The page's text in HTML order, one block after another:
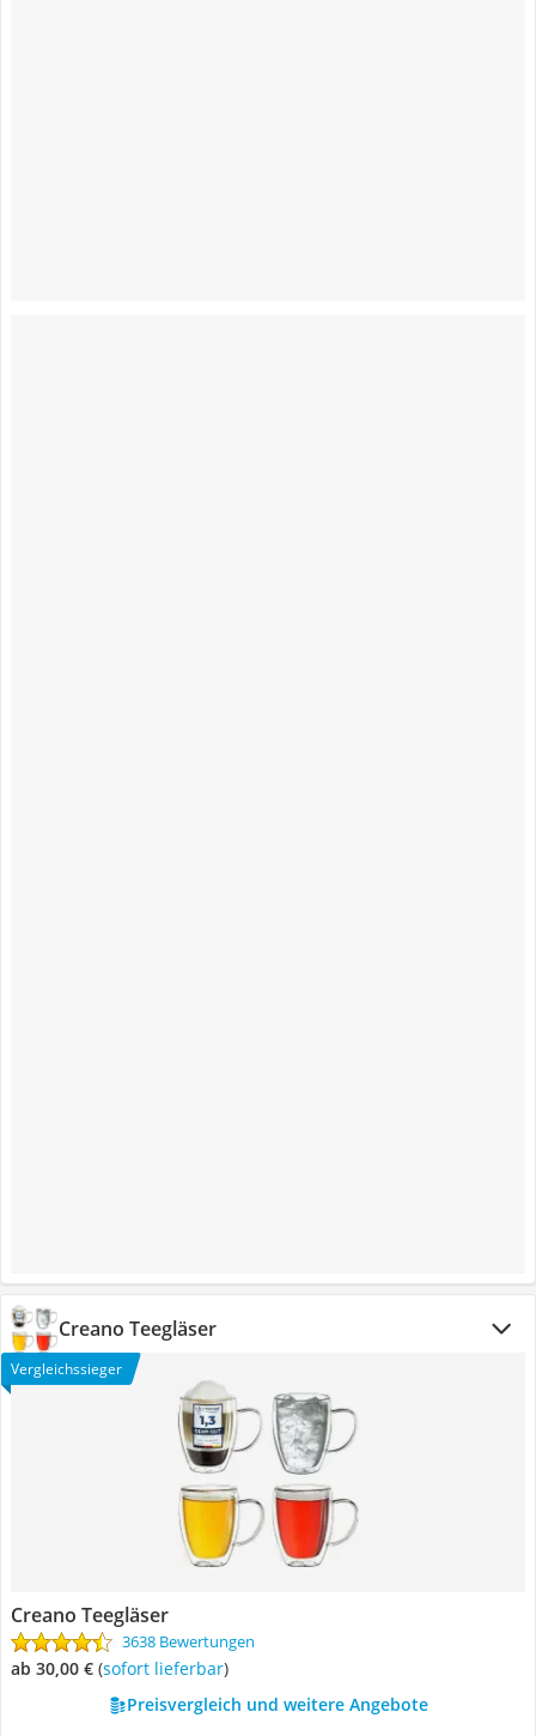
Creano Teegläser
Vergleichssieger
Creano Teegläser
3638 Bewertungen
ab 30,00 € ( Sofort lieferbar)
Preisvergleich und weitere Angebote